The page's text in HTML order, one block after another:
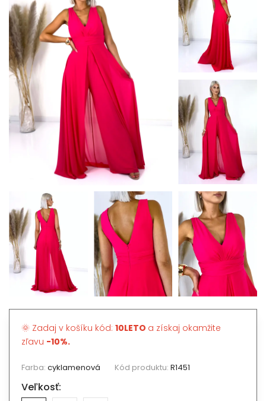
🌞 Zadaj v košíku kód: 10LETO a získaj okamžite
zľavu -10%.
Farba: cyklamenová Kód produktu: R1451
Veľkosť: